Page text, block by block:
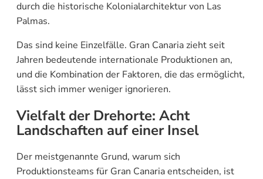
durch die historische Kolonialarchitektur von Las
Palmas.
Das sind keine Einzelfälle. Gran Canaria zieht seit
Jahren bedeutende internationale Produktionen an,
und die Kombination der Faktoren, die das ermöglicht,
lässt sich immer weniger ignorieren.
Vielfalt der Drehorte: Acht
Landschaften auf einer Insel
Der meistgenannte Grund, warum sich
Produktionsteams für Gran Canaria entscheiden, ist